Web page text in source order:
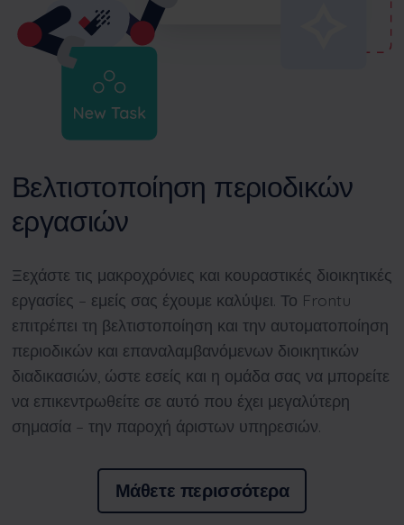
Βελτιστοποίηση περιοδικών
εργασιών
Ξεχάστε τις μακροχρόνιες και κουραστικές διοικητικές
εργασίες – εμείς σας έχουμε καλύψει. Το Frontu
επιτρέπει τη βελτιστοποίηση και την αυτοματοποίηση
περιοδικών και επαναλαμβανόμενων διοικητικών
διαδικασιών, ώστε εσείς και η ομάδα σας να μπορείτε
να επικεντρωθείτε σε αυτό που έχει μεγαλύτερη
σημασία – την παροχή άριστων υπηρεσιών.
Μάθετε περισσότερα